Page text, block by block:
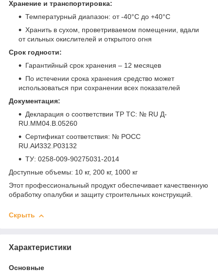
Хранение и транспортировка:
Температурный диапазон: от -40°C до +40°C
Хранить в сухом, проветриваемом помещении, вдали
от сильных окислителей и открытого огня
Срок годности:
Гарантийный срок хранения – 12 месяцев
По истечении срока хранения средство может
использоваться при сохранении всех показателей
Документация:
Декларация о соответствии ТР ТС: № RU Д-
RU.ММ04.В.05260
Сертификат соответствия: № РОСС
RU.АИ332.Р03132
ТУ: 0258-009-90275031-2014
Доступные объемы: 10 кг, 200 кг, 1000 кг
Этот профессиональный продукт обеспечивает качественную
обработку опалубки и защиту строительных конструкций.
Скрыть
Характеристики
Основные